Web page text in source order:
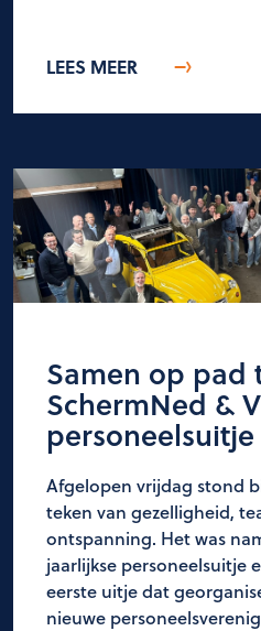
LEES MEER
Samen op pad
SchermNed &
personeelsuitje
Afgelopen vrijdag stond
teken van gezelligheid,
ontspanning. Het was
jaarlijkse personeelsuitje
eerste uitje dat
nieuwe